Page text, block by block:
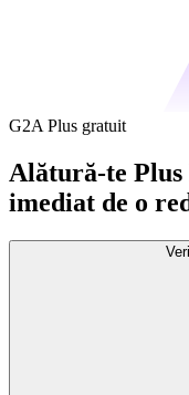
G2A Plus gratuit
Alătură-te Plus
imediat de o